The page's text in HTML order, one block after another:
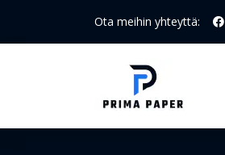
Ota meihin yhteyttä: